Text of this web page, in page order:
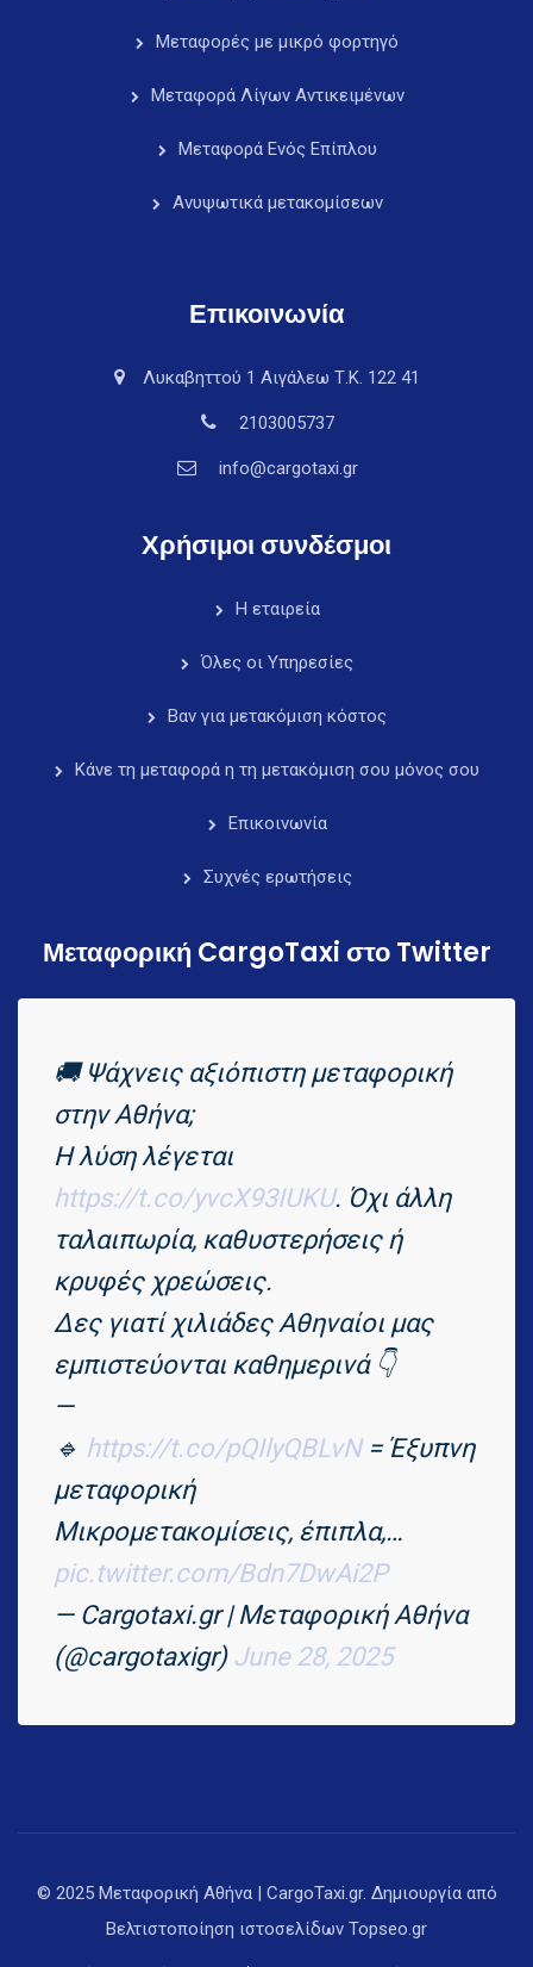
Μεταφορές με μικρό φορτηγό
Μεταφορά Λίγων Αντικειμένων
Μεταφορά Ενός Επίπλου
Ανυψωτικά μετακομίσεων
Επικοινωνία
Λυκαβηττού 1 Αιγάλεω Τ.Κ. 122 41
2103005737
info@cargotaxi.gr
Χρήσιμοι συνδέσμοι
Η εταιρεία
Όλες οι Υπηρεσίες
Βαν για μετακόμιση κόστος
Κάνε τη μεταφορά η τη μετακόμιση σου μόνος σου
Επικοινωνία
Συχνές ερωτήσεις
Μεταφορική CargoTaxi στο Twitter
🚚 Ψάχνεις αξιόπιστη μεταφορική
στην Αθήνα;
Η λύση λέγεται
https://t.co/yvcX93IUKU. Όχι άλλη
ταλαιπωρία, καθυστερήσεις ή
κρυφές χρεώσεις.
Δες γιατί χιλιάδες Αθηναίοι μας
εμπιστεύονται καθημερινά 👇
—
🔹 https://t.co/pQIlyQBLvN= Έξυπνη
μεταφορική
Μικρομετακομίσεις, έπιπλα,…
pic.twitter.com/Bdn7DwAi2P
— Cargotaxi.gr | Μεταφορική Αθήνα
(@cargotaxigr) June 28, 2025
© 2025 Μεταφορική Αθήνα | CargoTaxi.gr. Δημιουργία από
Βελτιστοποίηση ιστοσελίδων Topseo.gr